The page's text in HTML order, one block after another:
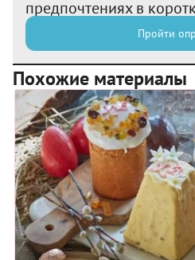
предпочтениях в
Пройти
Похожие материалы